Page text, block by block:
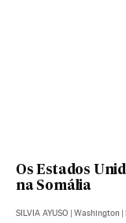
Os Estados
na Somália
SILVIA AYUSO | Washington |